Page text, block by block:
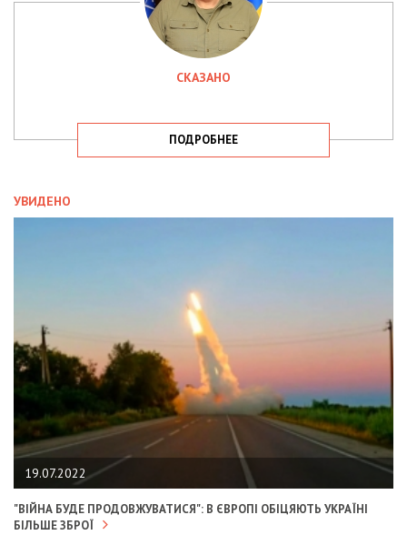
СКАЗАНО
ПОДРОБНЕЕ
УВИДЕНО
19.07.2022
"ВІЙНА БУДЕ ПРОДОВЖУВАТИСЯ": В ЄВРОПІ ОБІЦЯЮТЬ УКРАЇНІ
БІЛЬШЕ ЗБРОЇ